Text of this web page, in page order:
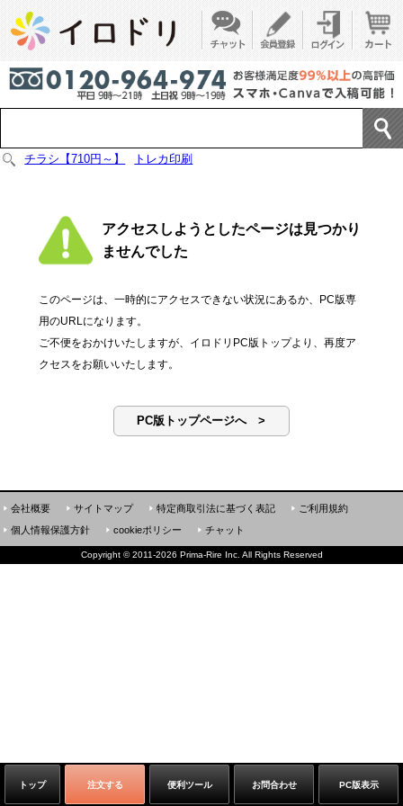
チラシ【710円～】 トレカ印刷
アクセスしようとしたページは見つかり
ませんでした
このページは、一時的にアクセスできない状況にあるか、PC版専
用のURLになります。
ご不便をおかけいたしますが、イロドリPC版トップより、再度ア
クセスをお願いいたします。
PC版トップページへ >
トップ 注文する 便利ツール お問合わせ PC版表示
会社概要 サイトマップ 特定商取引法に基づく表記
ご利用規約
個人情報保護方針
cookieポリシー チャット
Copyright ©2011-2026 Prima-Rire Inc. All Rights Reserved